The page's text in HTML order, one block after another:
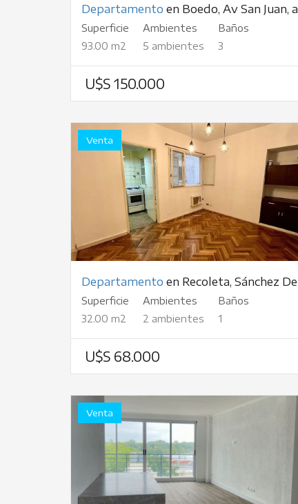
Departamento en Boedo, Av San Juan, al 3400
Superficie
93.00 m2
Ambientes
5 ambientes
Baños
3
U$S 150.000
Venta
Departamento en Recoleta, Sánchez De Bustamante, al 2100
Superficie
32.00 m2
Ambientes
2 ambientes
Baños
1
U$S 68.000
Venta